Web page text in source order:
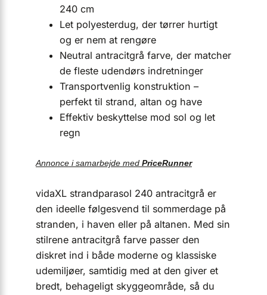
240 cm
Let polyesterdug, der tørrer hurtigt
og er nem at rengøre
Neutral antracitgrå farve, der matcher
de fleste udendørs indretninger
Transportvenlig konstruktion –
perfekt til strand, altan og have
Effektiv beskyttelse mod sol og let
regn
Annonce i samarbejde med PriceRunner
vidaXL strandparasol 240 antracitgrå er
den ideelle følgesvend til sommerdage på
stranden, i haven eller på altanen. Med sin
stilrene antracitgrå farve passer den
diskret ind i både moderne og klassiske
udemiljøer, samtidig med at den giver et
bredt, behageligt skyggeområde, så du